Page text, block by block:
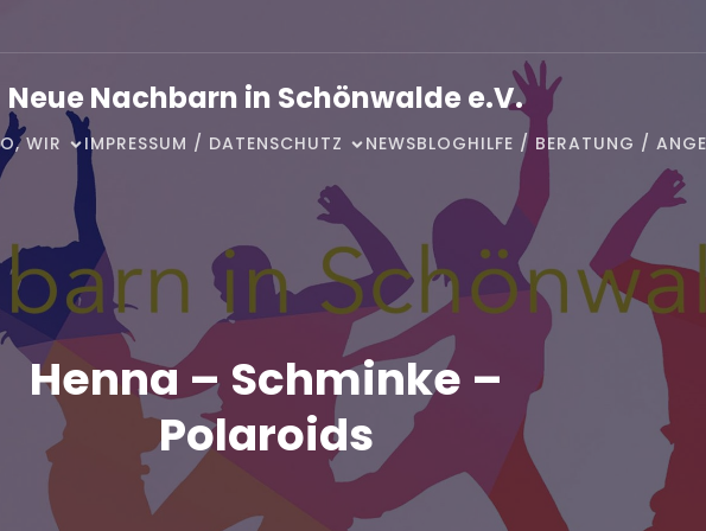
Neue Nachbarn in Schönwalde e.V.
WIR IMPRESSUM / DATENSCHUTZ NEWSBLOGHILFE / BERATUNG /
Henna – Schminke –
Polaroids